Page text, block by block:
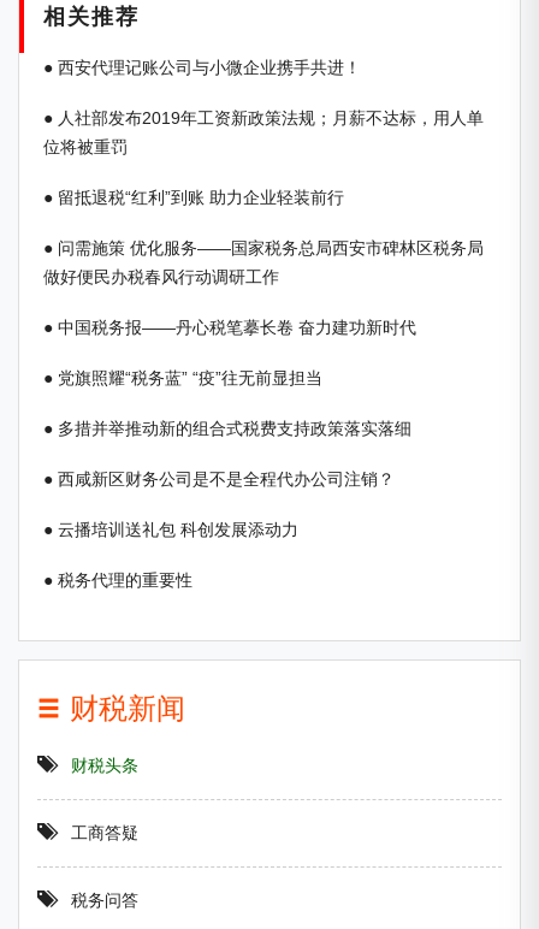
相关推荐
● 西安代理记账公司与小微企业携手共进！
● 人社部发布2019年工资新政策法规；月薪不达标，用人单
位将被重罚
● 留抵退税“红利”到账 助力企业轻装前行
● 问需施策 优化服务——国家税务总局西安市碑林区税务局
做好便民办税春风行动调研工作
● 中国税务报——丹心税笔摹长卷 奋力建功新时代
● 党旗照耀“税务蓝” “疫”往无前显担当
● 多措并举推动新的组合式税费支持政策落实落细
● 西咸新区财务公司是不是全程代办公司注销？
● 云播培训送礼包 科创发展添动力
● 税务代理的重要性
财税新闻
财税头条
工商答疑
税务问答